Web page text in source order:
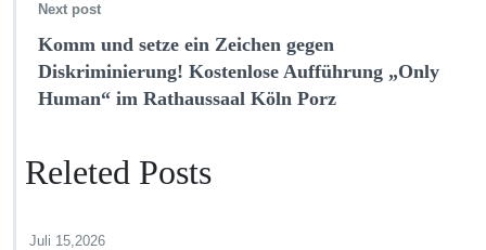
Next post
Komm und setze ein Zeichen gegen
Diskriminierung! Kostenlose Aufführung „Only
Human“ im Rathaussaal Köln Porz
Releted Posts
Juli 15,2026